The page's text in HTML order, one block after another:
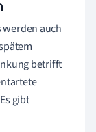
werden auch
betrifft
gibt